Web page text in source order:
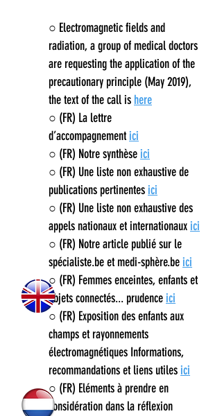
○ Electromagnetic fields and
radiation, a group of medical doctors
are requesting the application of the
precautionary principle (May 2019),
the text of the call is here
○ (FR) La lettre
d’accompagnementici
○ (FR) Notre synthèseici
○ (FR) Une liste non exhaustive de
publications pertinentesici
○ (FR) Une liste non exhaustive des
appels nationaux et internationauxici
○ (FR) Notre article publié sur le
spécialiste.be et medi-sphère.beici
○ (FR) Femmes enceintes, enfants et
objets connectés... prudenceici
○ (FR) Exposition des enfants aux
champs et rayonnements
électromagnétiques Informations,
recommandations et liens utilesici
○ (FR) Eléments à prendre en
considération dans la réflexion